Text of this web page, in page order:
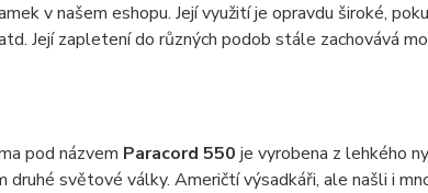
v našem eshopu. Její využití je opravdu široké,
Její zapletení do různých podob stále zachovává
pod názvem Paracord 550 je vyrobena z lehkého
druhé světové války. Američtí výsadkáři, ale našli i